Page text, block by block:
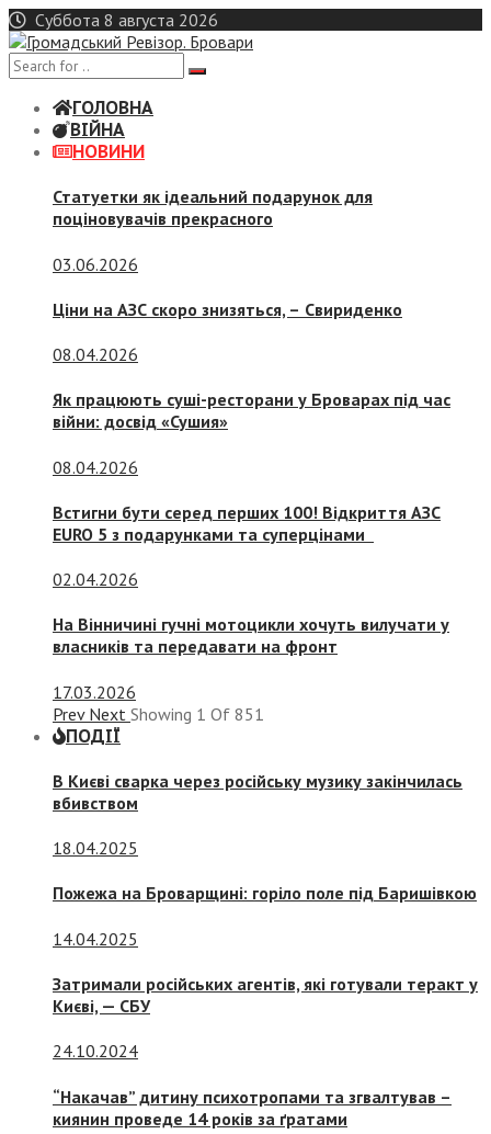
Skip
to
content
Суббота 8 августа 2026
ГОЛОВНА
ВІЙНА
НОВИНИ
Статуетки як ідеальний подарунок для
поціновувачів прекрасного
03.06.2026
Ціни на АЗС скоро знизяться, – Свириденко
08.04.2026
Як працюють суші-ресторани у Броварах під час
війни: досвід «Сушия»
08.04.2026
Встигни бути серед перших 100! Відкриття АЗС
EURO 5 з подарунками та суперцінами
02.04.2026
На Вінничині гучні мотоцикли хочуть вилучати у
власників та передавати на фронт
17.03.2026
Prev Next Showing 1 Of 851
ПОДІЇ
В Києві сварка через російську музику закінчилась
вбивством
18.04.2025
Пожежа на Броварщині: горіло поле під Баришівкою
14.04.2025
Затримали російських агентів, які готували теракт у
Києві, — СБУ
24.10.2024
“Накачав” дитину психотропами та згвалтував –
киянин проведе 14 років за ґратами